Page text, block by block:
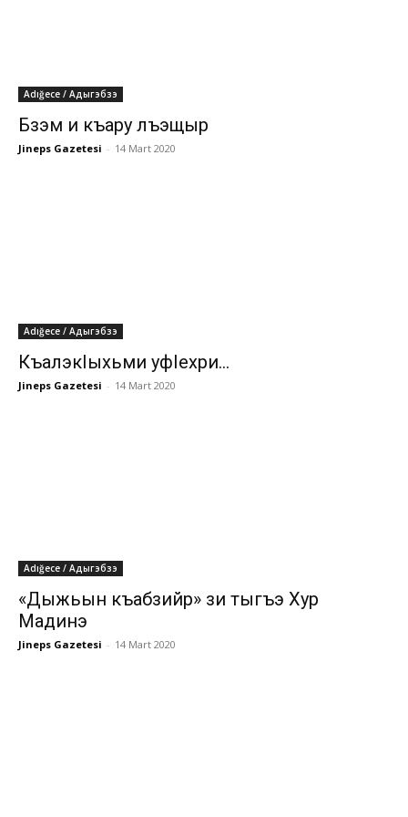
Adığece / Адыгэбзэ
Бзэм и къару лъэщыр
Jineps Gazetesi - 14 Mart 2020
Adığece / Адыгэбзэ
КъалэкIыхьми уфIехри…
Jineps Gazetesi - 14 Mart 2020
Adığece / Адыгэбзэ
«Дыжьын къабзийр» зи тыгъэ Хур
Мадинэ
Jineps Gazetesi - 14 Mart 2020